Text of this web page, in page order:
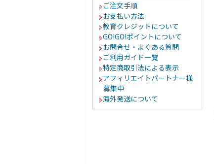
ご注文手順
お支払い方法
教育クレジットについて
GO!GO!ポイントについて
お問合せ・よくある質問
ご利用ガイド一覧
特定商取引法による表示
アフィリエイトパートナー様
募集中
海外発送について